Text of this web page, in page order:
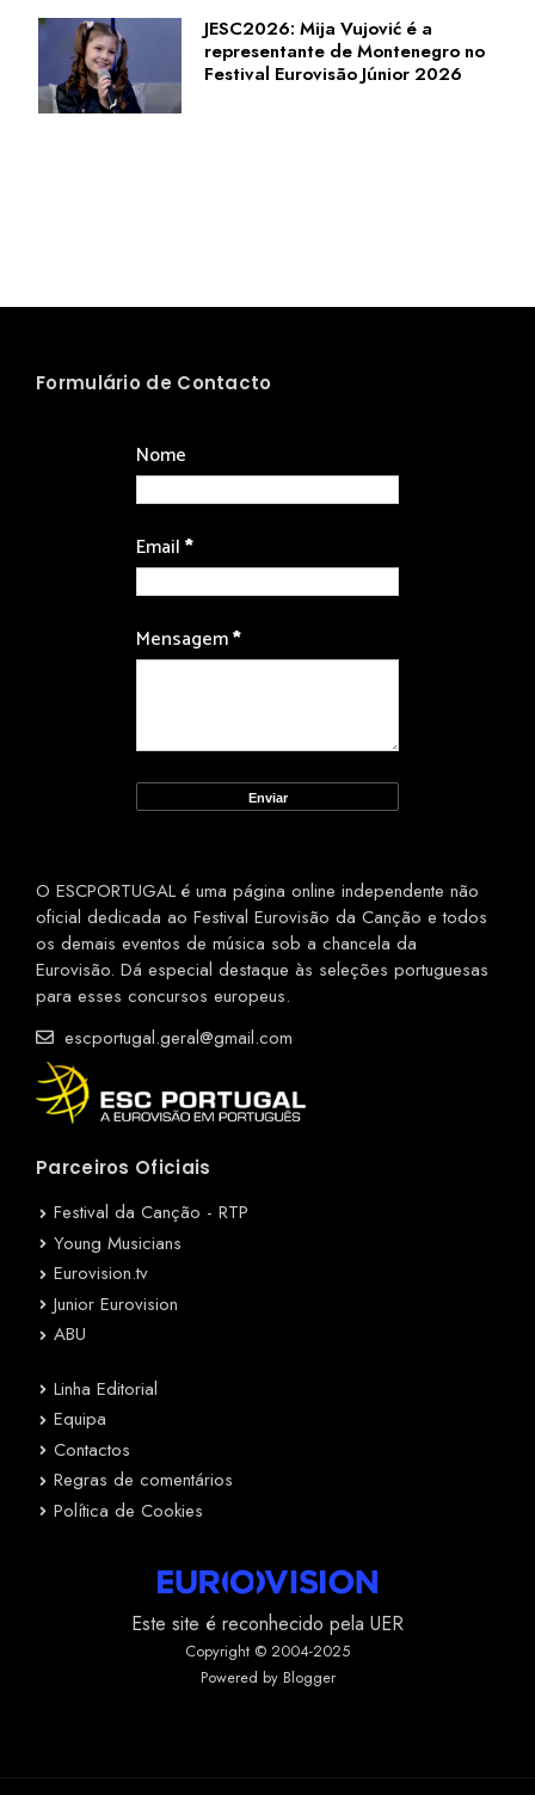
JESC2026: Mija Vujović é a
representante de Montenegro no
Festival Eurovisão Júnior 2026
Formulário de Contacto
Nome
Email*
Mensagem*
O ESCPORTUGAL é uma página online independente não
oficial dedicada ao Festival Eurovisão da Canção e todos
os demais eventos de música sob a chancela da
Eurovisão. Dá especial destaque às seleções portuguesas
para esses concursos europeus.
escportugal.geral@gmail.com
Parceiros Oficiais
Festival da Canção - RTP
Young Musicians
Eurovision.tv
Junior Eurovision
ABU
Linha Editorial
Equipa
Contactos
Regras de comentários
Política de Cookies
Este site é reconhecido pela UER
Copyright © 2004-2025
Powered by Blogger